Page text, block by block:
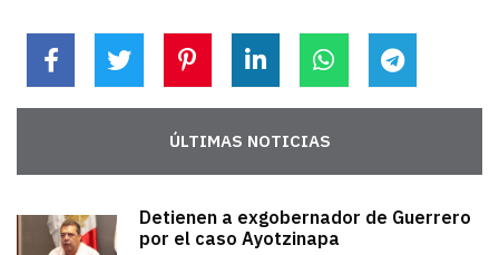
ÚLTIMAS NOTICIAS
Detienen a exgobernador de Guerrero
por el caso Ayotzinapa